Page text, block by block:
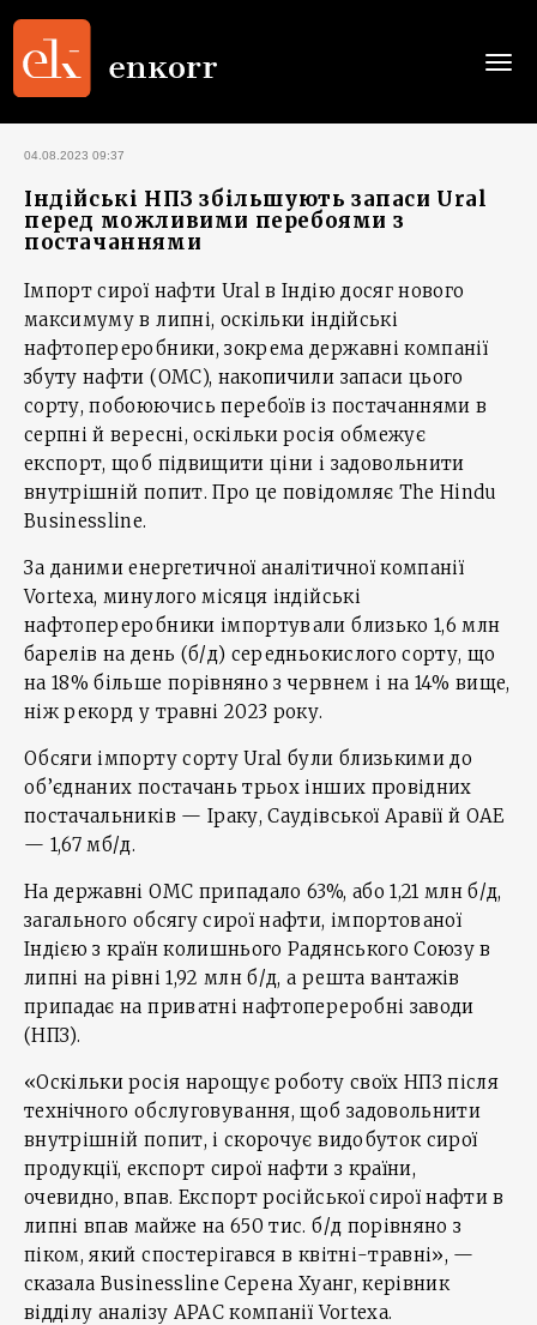
04.08.2023 09:37
Індійські НПЗ збільшують запаси Ural
перед можливими перебоями з
постачаннями
Імпорт сирої нафти Ural в Індію досяг нового
максимуму в липні, оскільки індійські
нафтопереробники, зокрема державні компанії
збуту нафти (OMC), накопичили запаси цього
сорту, побоюючись перебоїв із постачаннями в
серпні й вересні, оскільки росія обмежує
експорт, щоб підвищити ціни і задовольнити
внутрішній попит. Про це повідомляє The Hindu
Businessline.
За даними енергетичної аналітичної компанії
Vortexa, минулого місяця індійські
нафтопереробники імпортували близько 1,6 млн
барелів на день (б/д) середньокислого сорту, що
на 18% більше порівняно з червнем і на 14% вище,
ніж рекорд у травні 2023 року.
Обсяги імпорту сорту Ural були близькими до
об’єднаних постачань трьох інших провідних
постачальників — Іраку, Саудівської Аравії й ОАЕ
— 1,67 мб/д.
На державні OMC припадало 63%, або 1,21 млн б/д,
загального обсягу сирої нафти, імпортованої
Індією з країн колишнього Радянського Союзу в
липні на рівні 1,92 млн б/д, а решта вантажів
припадає на приватні нафтопереробні заводи
(НПЗ).
«Оскільки росія нарощує роботу своїх НПЗ після
технічного обслуговування, щоб задовольнити
внутрішній попит, і скорочує видобуток сирої
продукції, експорт сирої нафти з країни,
очевидно, впав. Експорт російської сирої нафти в
липні впав майже на 650 тис. б/д порівняно з
піком, який спостерігався в квітні-травні», —
сказала Businessline Серена Хуанг, керівник
відділу аналізу APAC компанії Vortexa.